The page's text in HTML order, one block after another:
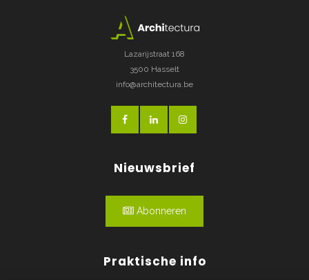
Lazarijstraat 168
3500 Hasselt
info@architectura.be
Nieuwsbrief
Abonneren
Praktische info